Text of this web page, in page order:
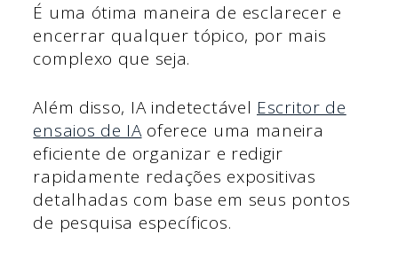
É uma ótima maneira de esclarecer e
encerrar qualquer tópico, por mais
complexo que seja.
Além disso, IA indetectável Escritor de
ensaios de IAoferece uma maneira
eficiente de organizar e redigir
rapidamente redações expositivas
detalhadas com base em seus pontos
de pesquisa específicos.